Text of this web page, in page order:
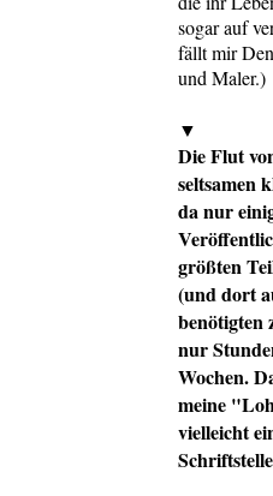
sogar auf
fällt mir
und Maler.)
▼
Die Flut
seltsamen
da nur
größten
(und dort
benötigten
nur
Wochen.
meine
vielleicht